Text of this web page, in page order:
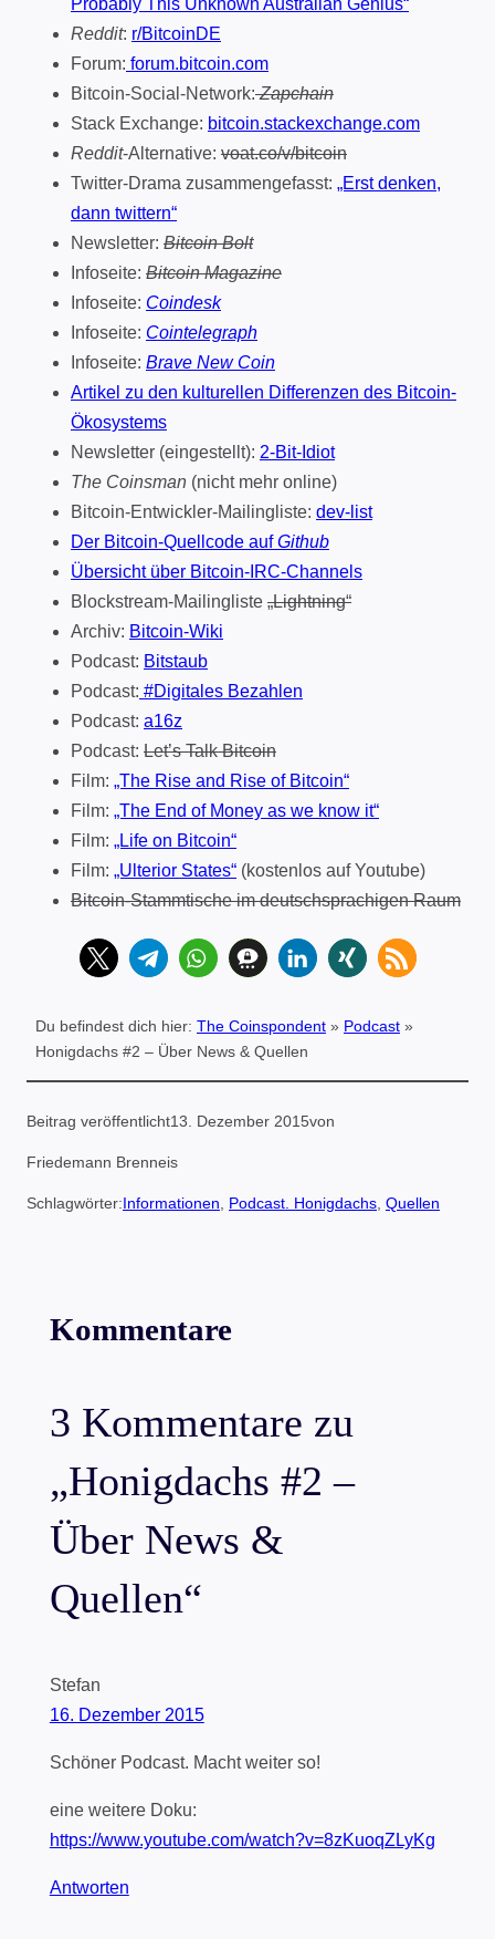
Reddit: r/BitcoinDE
Forum: forum.bitcoin.com
Bitcoin-Social-Network:Zapchain
Stack Exchange: bitcoin.stackexchange.com
Reddit-Alternative: voat.co/v/bitcoin
Twitter-Drama zusammengefasst: „Erst denken,
dann twittern“
Newsletter: Bitcoin Bolt
Infoseite: Bitcoin Magazine
Infoseite: Coindesk
Infoseite: Cointelegraph
Infoseite: Brave New Coin
Artikel zu den kulturellen Differenzen des Bitcoin-
Ökosystems
Newsletter (eingestellt): 2-Bit-Idiot
The Coinsman (nicht mehr online)
Bitcoin-Entwickler-Mailingliste: dev-list
Der Bitcoin-Quellcode aufGithub
Übersicht über Bitcoin-IRC-Channels
Blockstream-Mailingliste „Lightning“
Archiv: Bitcoin-Wiki
Podcast: Bitstaub
Podcast: #Digitales Bezahlen
Podcast: a16z
Podcast: Let’s Talk Bitcoin
Film: „The Rise and Rise of Bitcoin“
Film: „The End of Money as we know it“
Film: „Life on Bitcoin“
Film: „Ulterior States“ (kostenlos auf Youtube)
Bitcoin-Stammtische im deutschsprachigen Raum
Du befindest dich hier: The Coinspondent » Podcast »
Honigdachs #2 – Über News & Quellen
Beitrag veröffentlicht13. Dezember 2015von
Friedemann Brenneis
Schlagwörter:Informationen, Podcast. Honigdachs, Quellen
Kommentare
3 Kommentare zu
„Honigdachs #2 –
Über News &
Quellen“
Stefan
16. Dezember 2015
Schöner Podcast. Macht weiter so!
eine weitere Doku:
https://www.youtube.com/watch?v=8zKuoqZLyKg
Antworten